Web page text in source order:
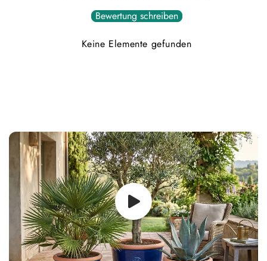
Bewertung schreiben
Keine Elemente gefunden